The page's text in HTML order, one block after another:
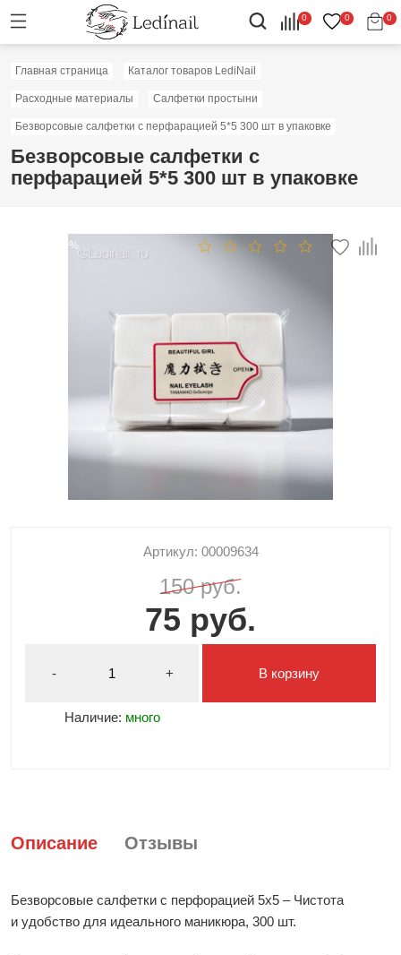
0 0 0
Главная страница Каталог товаров LediNail
Расходные материалы Салфетки простыни
Безворсовые салфетки с перфарацией 5*5 300 шт в упаковке
Безворсовые салфетки с
перфарацией 5*5 300 шт в упаковке
Скидка: 50%
Артикул: 00009634
150 руб.
75 руб.
- +
Наличие: много
В корзину
Описание Отзывы
Безворсовые салфетки с перфорацией 5x5 – Чистота
и удобство для идеального маникюра, 300 шт.